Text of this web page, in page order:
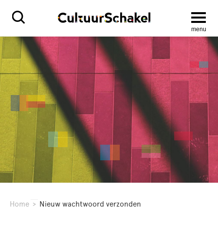
menu
Home > Nieuw wachtwoord verzonden